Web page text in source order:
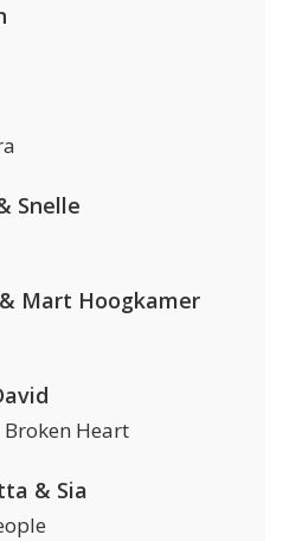
Snelle
Mart Hoogkamer
Heart
& Sia